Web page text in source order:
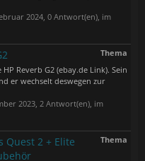
2024, 0 Antwort(en), im
Thema
Reverb G2 (ebay.de Link). Sein
er wechselt deswegen zur
2023, 2 Antwort(en), im
Thema
Quest 2 + Elite